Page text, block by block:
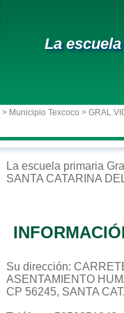
La
> Municipio Texcoco > GRAL
La escuela primaria
SANTA CATARINA
Su dirección:
ASENTAMIENTO
CP 56245, SANTA